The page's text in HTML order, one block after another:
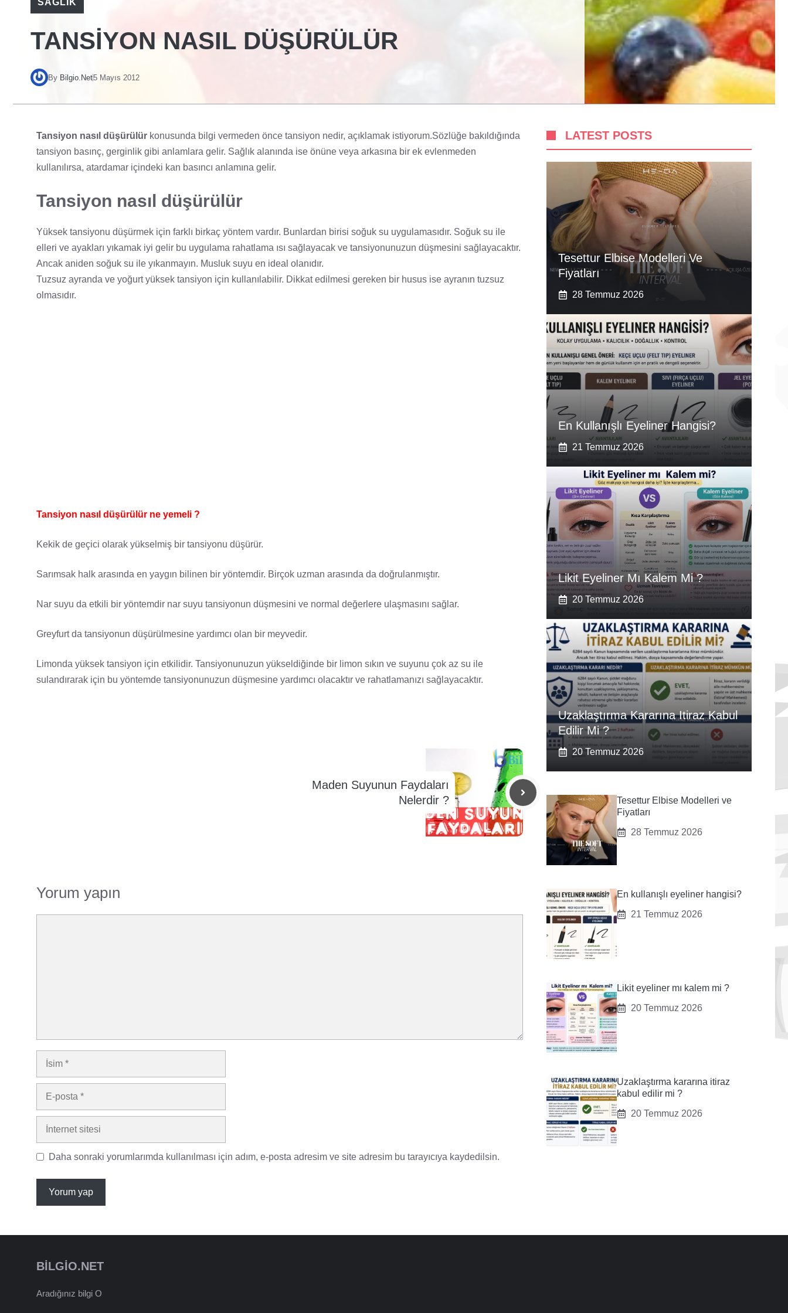
SAĞLIK
TANSIYON NASIL DÜŞÜRÜLÜR
By Bilgio.Net5 Mayıs 2012
Tansiyon nasıl düşürülür konusunda bilgi vermeden önce tansiyon nedir, açıklamak istiyorum.Sözlüğe bakıldığında
tansiyon basınç, gerginlik gibi anlamlara gelir. Sağlık alanında ise önüne veya arkasına bir ek evlenmeden
kullanılırsa, atardamar içindeki kan basıncı anlamına gelir.
Tansiyon nasıl düşürülür
Yüksek tansiyonu düşürmek için farklı birkaç yöntem vardır. Bunlardan birisi soğuk su uygulamasıdır. Soğuk su ile
elleri ve ayakları yıkamak iyi gelir bu uygulama rahatlama ısı sağlayacak ve tansiyonunuzun düşmesini sağlayacaktır.
Ancak aniden soğuk su ile yıkanmayın. Musluk suyu en ideal olanıdır.
Tuzsuz ayranda ve yoğurt yüksek tansiyon için kullanılabilir. Dikkat edilmesi gereken bir husus ise ayranın tuzsuz
olmasıdır.
Tansiyon nasıl düşürülür ne yemeli ?
Kekik de geçici olarak yükselmiş bir tansiyonu düşürür.
Sarımsak halk arasında en yaygın bilinen bir yöntemdir. Birçok uzman arasında da doğrulanmıştır.
Nar suyu da etkili bir yöntemdir nar suyu tansiyonun düşmesini ve normal değerlere ulaşmasını sağlar.
Greyfurt da tansiyonun düşürülmesine yardımcı olan bir meyvedir.
Limonda yüksek tansiyon için etkilidir. Tansiyonunuzun yükseldiğinde bir limon sıkın ve suyunu çok az su ile
sulandırarak için bu yöntemde tansiyonunuzun düşmesine yardımcı olacaktır ve rahatlamanızı sağlayacaktır.
Maden Suyunun Faydaları
Nelerdir ?
Yorum yapın
İsim
İnternet
Daha sonraki yorumlarımda kullanılması için adım, e-posta adresim ve site adresim bu tarayıcıya kaydedilsin.
LATEST POSTS
Tesettur Elbise Modelleri Ve
Fiyatları
28 Temmuz 2026
En Kullanışlı Eyeliner Hangisi?
21 Temmuz 2026
Likit Eyeliner Mı Kalem Mi ?
20 Temmuz 2026
Uzaklaştırma Kararına Itiraz Kabul
Edilir Mi ?
20 Temmuz 2026
Tesettur Elbise Modelleri ve
Fiyatları
28 Temmuz 2026
En kullanışlı eyeliner hangisi?
21 Temmuz 2026
Likit eyeliner mı kalem mi ?
20 Temmuz 2026
Uzaklaştırma kararına itiraz
kabul edilir mi ?
20 Temmuz 2026
BILGIO.NET
Aradığınız bilgi O